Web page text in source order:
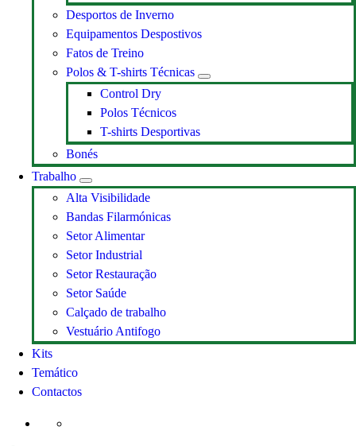
Desportos de Inverno
Equipamentos Despostivos
Fatos de Treino
Polos & T-shirts Técnicas
Control Dry
Polos Técnicos
T-shirts Desportivas
Bonés
Trabalho
Alta Visibilidade
Bandas Filarmónicas
Setor Alimentar
Setor Industrial
Setor Restauração
Setor Saúde
Calçado de trabalho
Vestuário Antifogo
Kits
Temático
Contactos